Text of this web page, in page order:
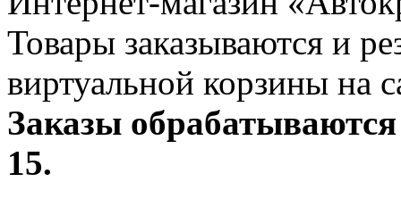
Товары заказываются и
виртуальной корзины на
Заказы
15.